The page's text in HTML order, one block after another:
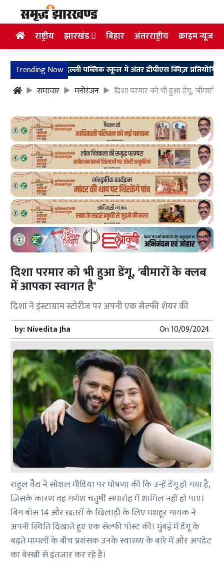
राष्ट्रीय झारखंड बिहार अंतरराष्ट्रीय क्राइम न्यूज
Trending Now
News: दिल्ली पब्लिक स्कूल में अंतर डीपीएस क्विज़ प्रतियोगिता का
समाचार
मनोरंजन दिशा परमार को भी हुआ डेंगू,
दिशा परमार को भी हुआ डेंगू, 'बीमारों के क्लब
में आपका स्वागत है'
दिशा ने इंस्टाग्राम स्टोरीज पर अपनी एक सेल्फी शेयर की
by:Nivedita Jha On10/09/2024
राहुल वैद्य ने सोशल मीडिया पर घोषणा की कि उन्हें डेंगू हो गया है,
जिसके कारण वह गणेश चतुर्थी समारोह में शामिल नहीं हो पाए।
बिग बॉस 14 और खतरों के खिलाड़ी के लिए मशहूर गायक ने
अपनी स्थिति दिखाते हुए एक सेल्फी पोस्ट की। मुंबई में डेंगू के
बढ़ते मामलों के बीच प्रशंसक उनके स्वास्थ्य के बारे में और अपडेट
का बेसब्री से इंतजार कर रहे हैं।